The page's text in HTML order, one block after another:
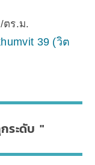
ตร.ม.
39 (วิต
ระดับ